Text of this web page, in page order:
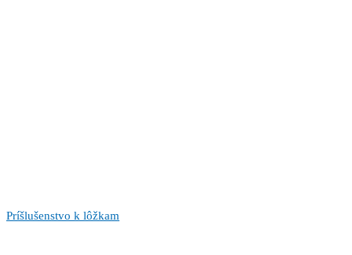
Príšlušenstvo k lôžkam